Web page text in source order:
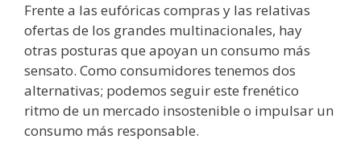
Frente a las eufóricas compras y las relativas
ofertas de los grandes multinacionales, hay
otras posturas que apoyan un consumo más
sensato. Como consumidores tenemos dos
alternativas; podemos seguir este frenético
ritmo de un mercado insostenible o impulsar un
consumo más responsable.